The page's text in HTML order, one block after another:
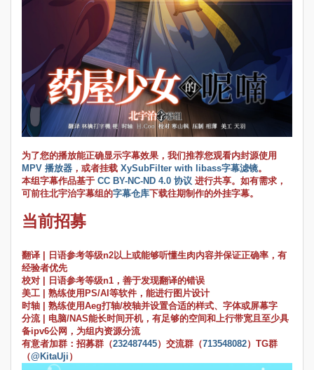
为了您的播放能正确显示字幕效果，我们推荐您观看内封源使用
MPV 播放器 ，或者挂载 XySubFilter with libass字幕滤镜。
本组字幕作品基于 CC BY-NC-ND 4.0 协议 进行共享。如有需求，
可前往北宇治字幕组的字幕仓库下载往期制作的外挂字幕。
当前招募
翻译 | 日语参考等级n2以上或能够听懂生肉内容并保证正确率，有
经验者优先
校对 | 日语参考等级n1，善于发现翻译的错误
美工 | 熟练使用PS/AI等软件，能进行图片设计
时轴 | 熟练使用Aeg打轴/校轴并设置合适的样式、字体或屏幕字
分流| 电脑/NAS能长时间开机，有足够的空间和上行带宽且至少具
备ipv6公网，为组内资源分流
有意者加群：招募群（232487445）交流群（713548082）TG群
（@KitaUji ）